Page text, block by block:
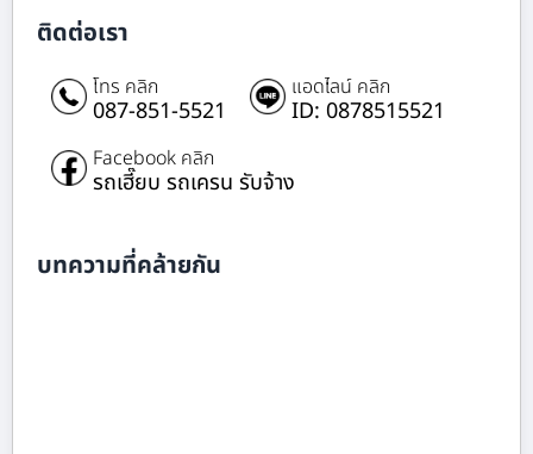
ติดต่อเรา
โทร คลิก
087-851-5521
แอดไลน์ คลิก
ID: 0878515521
Facebook คลิก
รถเฮี๊ยบ รถเครน รับจ้าง
บทความที่คล้ายกัน